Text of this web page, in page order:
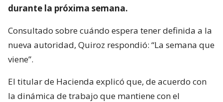
durante la próxima semana.
Consultado sobre cuándo espera tener definida a la
nueva autoridad, Quiroz respondió: “La semana que
viene”.
El titular de Hacienda explicó que, de acuerdo con
la dinámica de trabajo que mantiene con el